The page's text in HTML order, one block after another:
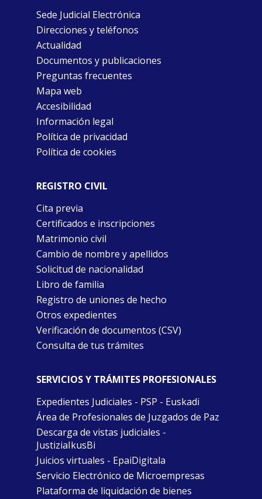
Sede Judicial Electrónica
Direcciones y teléfonos
Actualidad
Documentos y publicaciones
Preguntas frecuentes
Mapa web
Accesibilidad
Información legal
Política de privacidad
Política de cookies
REGISTRO CIVIL
Cita previa
Certificados e inscripciones
Matrimonio civil
Cambio de nombre y apellidos
Solicitud de nacionalidad
Libro de familia
Registro de uniones de hecho
Otros expedientes
Verificación de documentos (CSV)
Consulta de tus trámites
SERVICIOS Y TRÁMITES PROFESIONALES
Expedientes Judiciales - PSP - Euskadi
Área de Profesionales de Juzgados de Paz
Descarga de vistas judiciales -
JustiziaIkusBi
Juicios virtuales - EpaiDigitala
Servicio Electrónico de Microempresas
Plataforma de liquidación de bienes